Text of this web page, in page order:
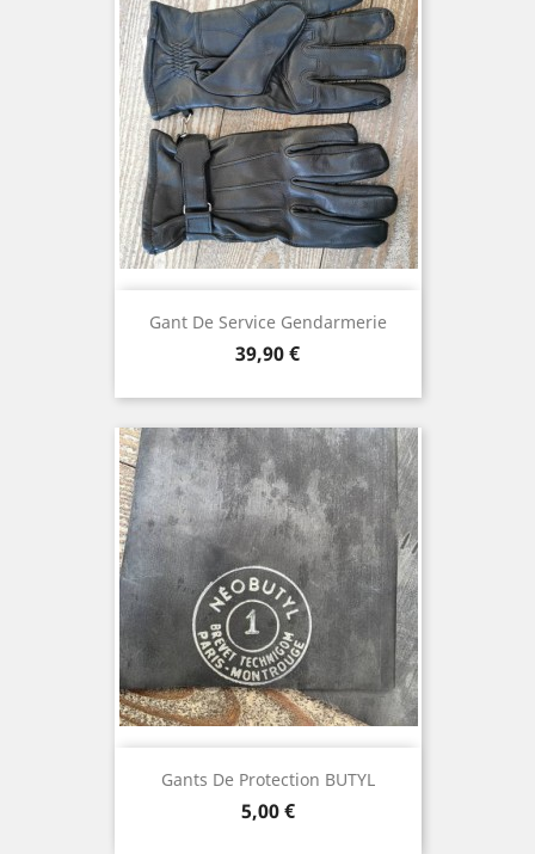
Gant De Service Gendarmerie
Prix
39,90 €
Gants De Protection BUTYL
Prix
5,00 €